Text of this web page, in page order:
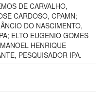
DE CARVALHO,
CARDOSO, CPAMN;
DO NASCIMENTO,
ELTO EUGENIO GOMES
HENRIQUE
PESQUISADOR IPA.